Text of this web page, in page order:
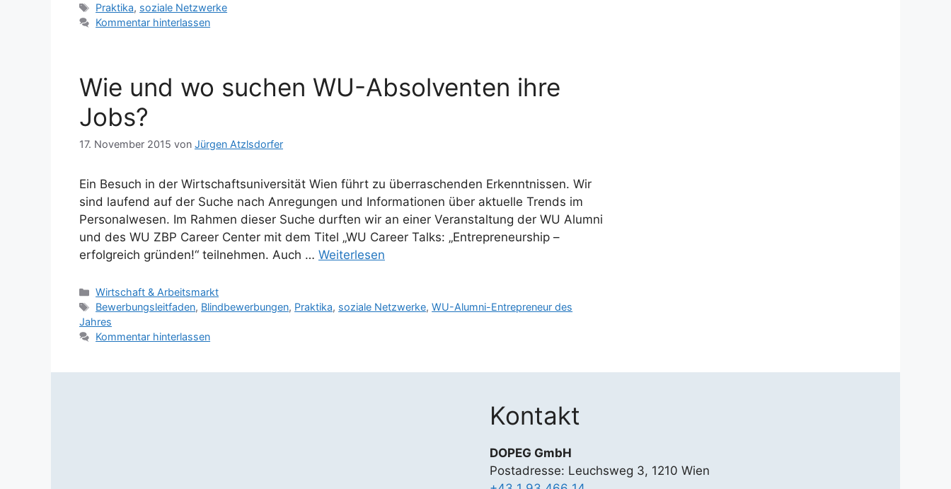
Schlagwörter
Praktika, soziale Netzwerke
Kommentar hinterlassen
Wie und wo suchen WU-Absolventen ihre
Jobs?
17. November 2015 von Jürgen Atzlsdorfer
Ein Besuch in der Wirtschaftsuniversität Wien führt zu überraschenden Erkenntnissen. Wir
sind laufend auf der Suche nach Anregungen und Informationen über aktuelle Trends im
Personalwesen. Im Rahmen dieser Suche durften wir an einer Veranstaltung der WU Alumni
und des WU ZBP Career Center mit dem Titel „WU Career Talks: „Entrepreneurship –
erfolgreich gründen!“ teilnehmen. Auch … Weiterlesen
Kategorien
Wirtschaft & Arbeitsmarkt
Schlagwörter
Bewerbungsleitfaden, Blindbewerbungen, Praktika, soziale Netzwerke,WU-Alumni-Entrepreneur des
Jahres
Kommentar hinterlassen
Kontakt
DOPEG GmbH
Postadresse: Leuchsweg 3, 1210 Wien